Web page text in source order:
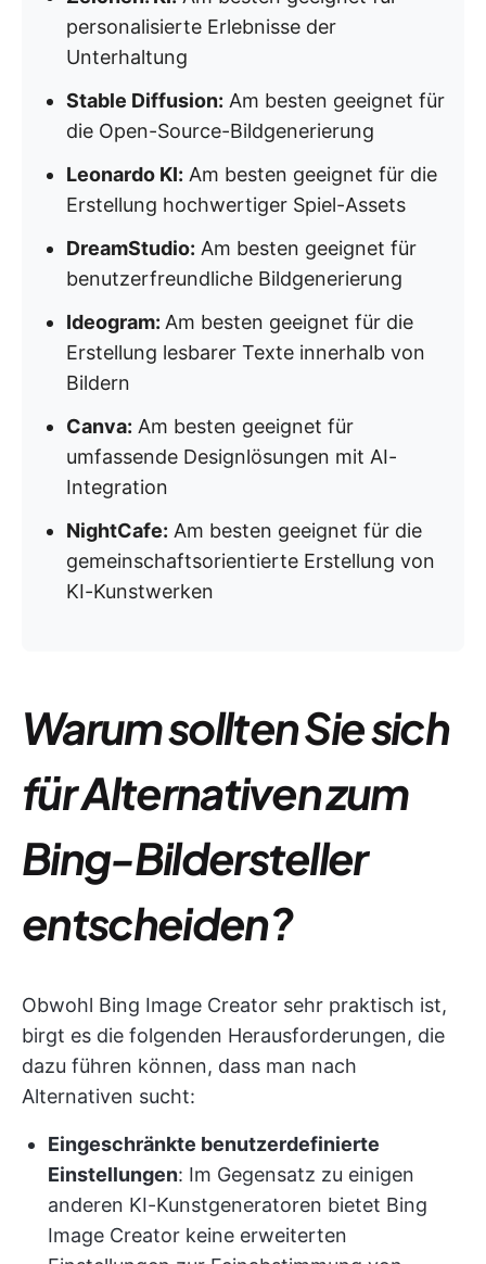
personalisierte Erlebnisse der
Unterhaltung
Stable Diffusion: Am besten geeignet für
die Open-Source-Bildgenerierung
Leonardo KI: Am besten geeignet für die
Erstellung hochwertiger Spiel-Assets
DreamStudio: Am besten geeignet für
benutzerfreundliche Bildgenerierung
Ideogram: Am besten geeignet für die
Erstellung lesbarer Texte innerhalb von
Bildern
Canva: Am besten geeignet für
umfassende Designlösungen mit AI-
Integration
NightCafe: Am besten geeignet für die
gemeinschaftsorientierte Erstellung von
KI-Kunstwerken
Warum sollten Sie sich
für Alternativen zum
Bing-Bildersteller
entscheiden?
Obwohl Bing Image Creator sehr praktisch ist,
birgt es die folgenden Herausforderungen, die
dazu führen können, dass man nach
Alternativen sucht:
Eingeschränkte benutzerdefinierte
Einstellungen: Im Gegensatz zu einigen
anderen KI-Kunstgeneratoren bietet Bing
Image Creator keine erweiterten